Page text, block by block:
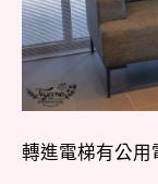
轉進電梯有公用